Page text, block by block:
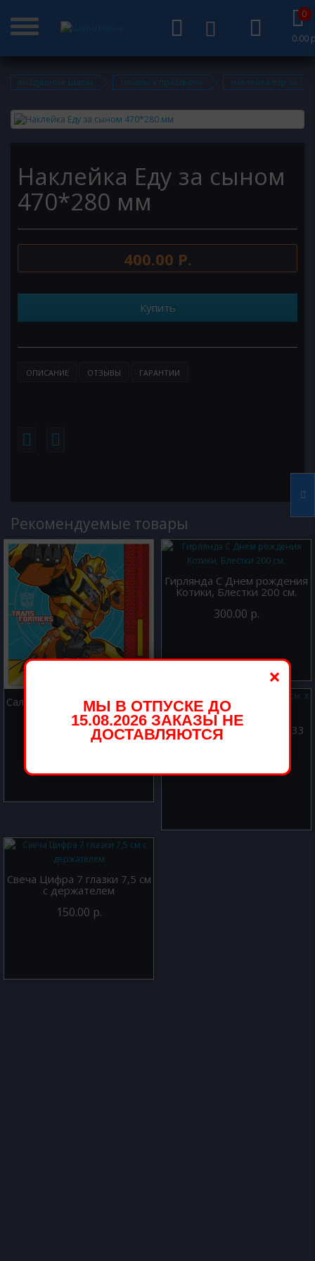
0
0.00
воздушные шары товары к празднику наклейка еду за
Наклейка Еду за сыном
470*280 мм
400.00 Р.
Купить
ОПИСАНИЕ ОТЗЫВЫ ГАРАНТИИ
Рекомендуемые товары
Салфетки Трансформеры 25
см. х 25 см. 16 шт.
250.00 р.
Гирлянда С Днем рождения
Котики, Блестки 200 см.
300.00 р.
Салфетки Свинка Пеппа 33
см. х 33 см. 20 шт.
Свеча Цифра 7 глазки 7,5 см
с держателем
150.00 р.
×
МЫ В ОТПУСКЕ ДО
15.08.2026 ЗАКАЗЫ НЕ
ДОСТАВЛЯЮТСЯ